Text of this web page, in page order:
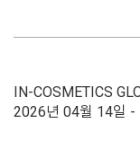
IN-COSMETICS
2026년 04월 14일 -